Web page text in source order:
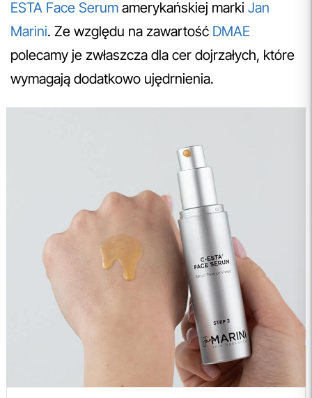
ESTA Face Serum amerykańskiej marki Jan
Marini. Ze względu na zawartość DMAE
polecamy je zwłaszcza dla cer dojrzałych, które
wymagają dodatkowo ujędrnienia.